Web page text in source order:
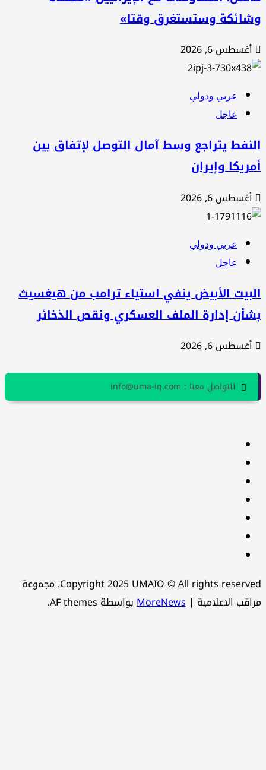
وستستغرق وقتا»
أغسطس 6, 2026
عربي ودولي
عاجل
يتراجع وسط آمال التوصل لإتفاق بين
وإيران
أغسطس 6, 2026
عربي ودولي
عاجل
الأبيض ينفي استياء ترامب من هيغسيث
إدارة الملف العسكري ونقص الذخائر
أغسطس 6, 2026
للتواصل معنا : info@uma-iq.com
facebook
Twitter
youtube
Linkedin
instagram
snapchat
Telegram
Copyright 2025 UMAIO © All rights reserved. مجموعة
الاعلامية|
MoreNewsبواسطة AF themes.